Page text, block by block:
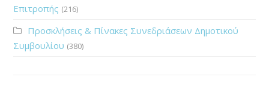
Επιτροπής (216)
Προσκλήσεις & Πίνακες Συνεδριάσεων Δημοτικού
Συμβουλίου (380)